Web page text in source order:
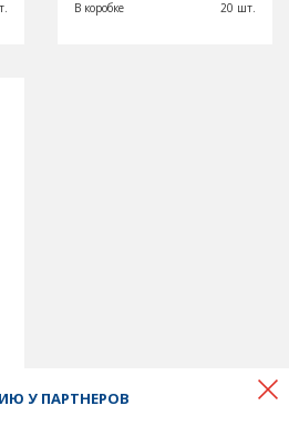
В коробке
20 шт.
У ПАРТНЕРОВ